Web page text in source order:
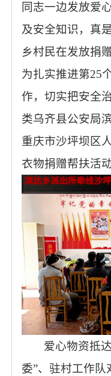
同志一边发放爱
及安全知识，真
乡村民在发放捐
为扎实推进第25
作，切实把安全
类乌齐县公安局
重庆市沙坪坝区
衣物捐赠帮扶活动
爱心物资抵
委”、驻村工作队